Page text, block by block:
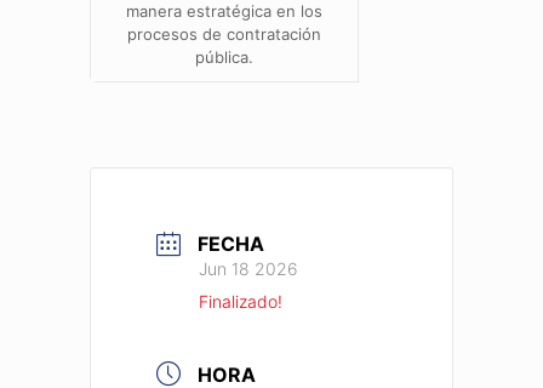
manera estratégica en los
procesos de contratación
pública.
FECHA
Jun 18 2026
Finalizado!
HORA